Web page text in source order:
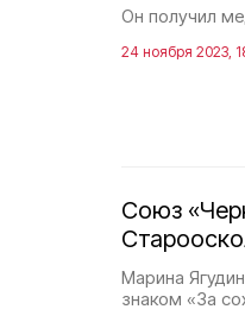
Он получил
24 ноября 2023,
Союз
Марина
знаком «За